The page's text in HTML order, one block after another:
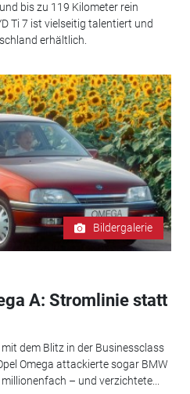
bis zu 119 Kilometer rein
Ti 7 ist vielseitig talentiert und
erhältlich.
Bildergalerie
A: Stromlinie statt
dem Blitz in der Businessclass
Omega attackierte sogar BMW
– und verzichtete...